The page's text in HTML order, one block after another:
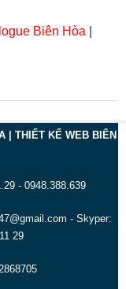
Biên Hòa
| THIẾT KẾ WEB BIÊN
- 0948.388.639
- Skyper:
29